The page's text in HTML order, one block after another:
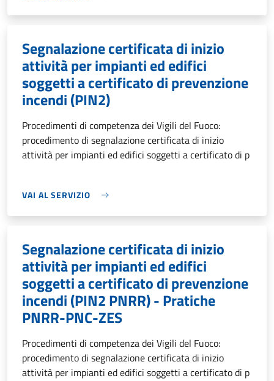
Segnalazione certificata di inizio
attività per impianti ed edifici
soggetti a certificato di prevenzione
incendi (PIN2)
Procedimenti di competenza dei Vigili del Fuoco:
procedimento di segnalazione certificata di inizio
attività per impianti ed edifici soggetti a certificato di p
VAI AL SERVIZIO
Segnalazione certificata di inizio
attività per impianti ed edifici
soggetti a certificato di prevenzione
incendi (PIN2 PNRR) - Pratiche
PNRR-PNC-ZES
Procedimenti di competenza dei Vigili del Fuoco:
procedimento di segnalazione certificata di inizio
attività per impianti ed edifici soggetti a certificato di p